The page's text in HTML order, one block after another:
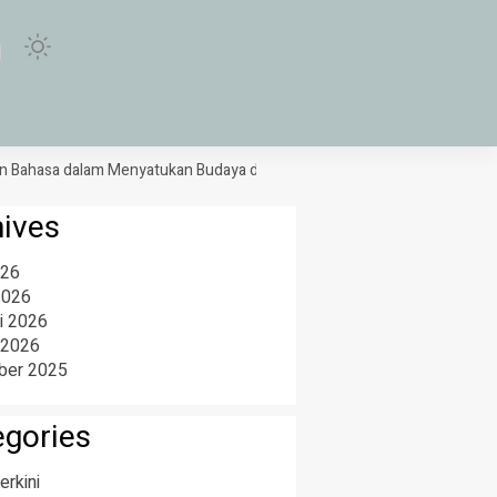
dalam Menyatukan Budaya di Purwokerto
2026
2025